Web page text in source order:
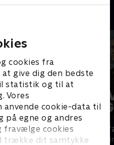
cookies fra
give dig den bedste
statistik og til at
Vores
cookie-data til
egne og andres
fravælge cookies
trække dit samtykke
Livsfarlig
Krimi &